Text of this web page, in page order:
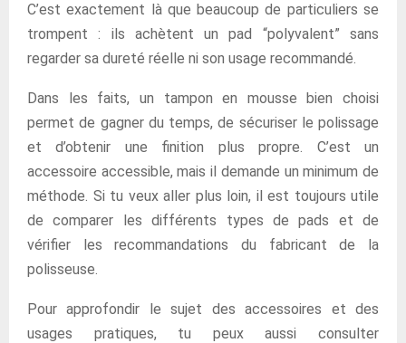
C’est exactement là que beaucoup de particuliers se
trompent : ils achètent un pad “polyvalent” sans
regarder sa dureté réelle ni son usage recommandé.
Dans les faits, un tampon en mousse bien choisi
permet de gagner du temps, de sécuriser le polissage
et d’obtenir une finition plus propre. C’est un
accessoire accessible, mais il demande un minimum de
méthode. Si tu veux aller plus loin, il est toujours utile
de comparer les différents types de pads et de
vérifier les recommandations du fabricant de la
polisseuse.
Pour approfondir le sujet des accessoires et des
usages pratiques, tu peux aussi consulter